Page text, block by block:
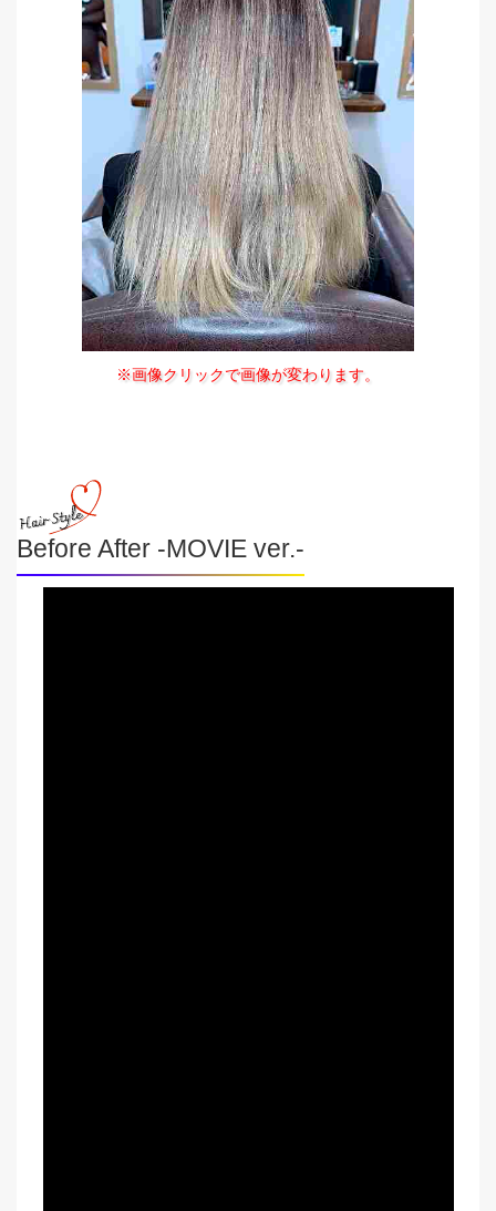
※画像クリックで画像が変わります。
Before After -MOVIE ver.-